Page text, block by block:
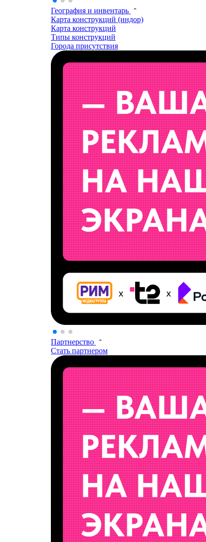
География и инвентарь
Карта конструкций (индор)
Карта конструкций
Типы конструкций
Города присутствия
Партнерство
Стать партнером